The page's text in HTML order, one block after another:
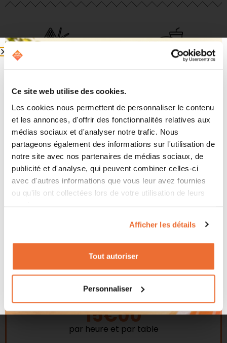
Ce site web utilise des cookies.
Les cookies nous permettent de personnaliser le contenu
et les annonces, d'offrir des fonctionnalités relatives aux
médias sociaux et d'analyser notre trafic. Nous
partageons également des informations sur l'utilisation de
notre site avec nos partenaires de médias sociaux, de
publicité et d'analyse, qui peuvent combiner celles-ci
avec d'autres informations que vous leur avez fournies
ou qu'ils ont collectées lors de votre utilisation de leurs
Afficher les détails
Tout autoriser
Personnaliser
Service à table bar-
Pique-nique interdit Espace insonorisé
Partie à l'heure
Tarifs billard
TARIF UNIQUE
15€00
par heure et par table